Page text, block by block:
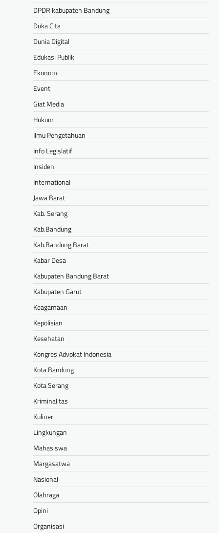
DPDR kabupaten Bandung
Duka Cita
Dunia Digital
Edukasi Publik
Ekonomi
Event
Giat Media
Hukum
Ilmu Pengetahuan
Info Legislatif
Insiden
International
Jawa Barat
Kab. Serang
Kab.Bandung
Kab.Bandung Barat
Kabar Desa
Kabupaten Bandung Barat
Kabupaten Garut
Keagamaan
Kepolisian
Kesehatan
Kongres Advokat Indonesia
Kota Bandung
Kota Serang
Kriminalitas
Kuliner
Lingkungan
Mahasiswa
Margasatwa
Nasional
Olahraga
Opini
Organisasi